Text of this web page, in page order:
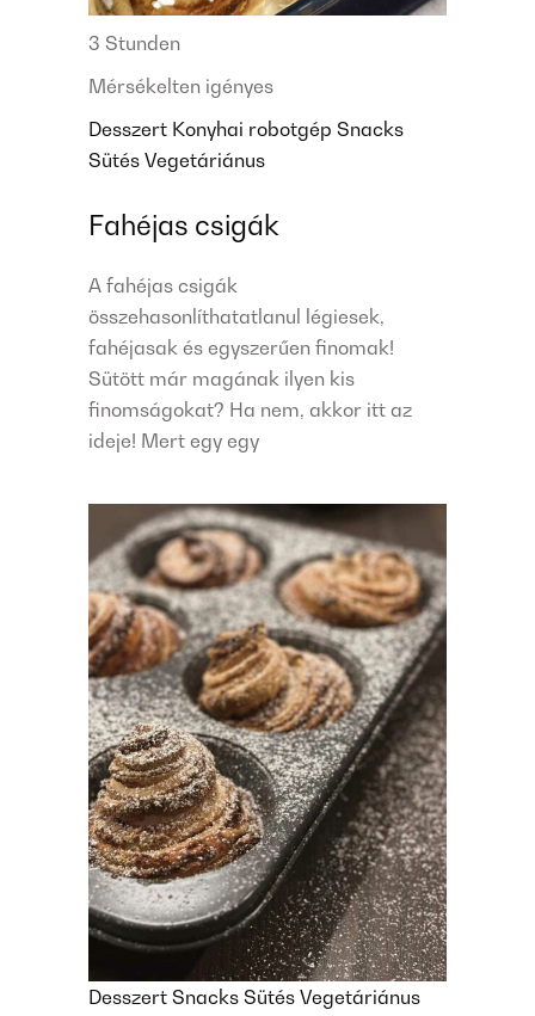
3 Stunden
Mérsékelten igényes
Desszert Konyhai robotgép Snacks
Sütés Vegetáriánus
Fahéjas csigák
A fahéjas csigák
összehasonlíthatatlanul légiesek,
fahéjasak és egyszerűen finomak!
Sütött már magának ilyen kis
finomságokat? Ha nem, akkor itt az
ideje! Mert egy egy
Desszert Snacks Sütés Vegetáriánus